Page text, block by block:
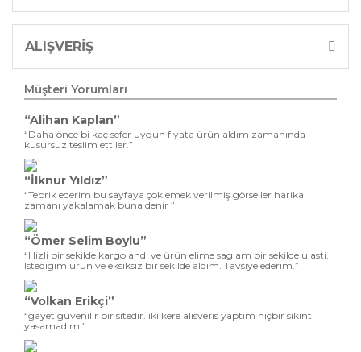
ALIŞVERİŞ
Müşteri Yorumları
“Alihan Kaplan”
“Daha önce bi kaç sefer uygun fiyata ürün aldım zamanında
kusursuz teslim ettiler.”
“İlknur Yıldız”
“Tebrik ederim bu sayfaya çok emek verilmiş görseller harika
zamanı yakalamak buna denir ”
“Ömer Selim Boylu”
“Hizli bir sekilde kargolandi ve ürün elime saglam bir sekilde ulasti.
Istedigim ürün ve eksiksiz bir sekilde aldim. Tavsiye ederim.”
“Volkan Erikçi”
“gayet güvenilir bir sitedir. iki kere alisveris yaptim hiçbir sikinti
yasamadim.”